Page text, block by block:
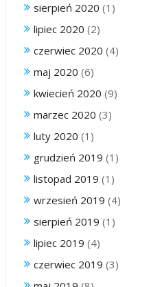
sierpień 2020 (1)
lipiec 2020 (2)
czerwiec 2020 (4)
maj 2020 (6)
kwiecień 2020 (9)
marzec 2020 (3)
luty 2020 (1)
grudzień 2019 (1)
listopad 2019 (1)
wrzesień 2019 (4)
sierpień 2019 (1)
lipiec 2019 (4)
czerwiec 2019 (3)